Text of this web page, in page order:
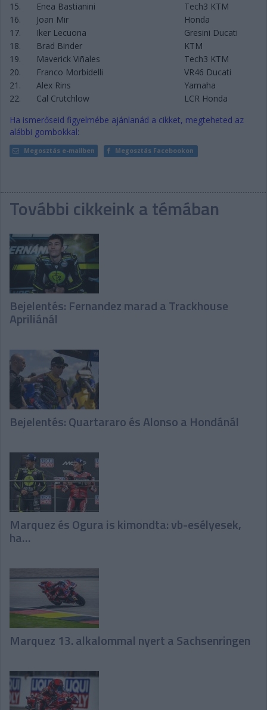
15.
Enea Bastianini
Tech3 KTM
16.
Joan Mir
Honda
17.
Iker Lecuona
Gresini Ducati
18.
Brad Binder
KTM
19.
Maverick Viñales
Tech3 KTM
20.
Franco Morbidelli
VR46 Ducati
21.
Alex Rins
Yamaha
22.
Cal Crutchlow
LCR Honda
Ha ismerőseid figyelmébe ajánlanád a cikket, megteheted az
alábbi gombokkal:
Megosztás e-mailben Megosztás Facebookon
További cikkeink a témában
Bejelentés: Fernandez marad a Trackhouse
Apriliánál
Bejelentés: Quartararo és Alonso a Hondánál
Marquez és Ogura is kimondta: vb-esélyesek,
ha…
Marquez 13. alkalommal nyert a Sachsenringen